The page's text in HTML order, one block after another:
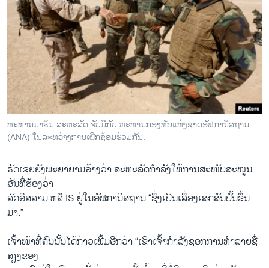
ທະຫານມາຣິນ ສະຫະລັດ ຈັບມືກັບ ທະຫານກອງທັບແຫ່ງຊາດອັຟການິສຖານ
(ANA) ໃນລະຫວ່າງການເຝິກຊ້ອມຮ່ວມກັນ.
ຣັດ​ເຊຍ​ຍັງ​ພະຍາຍາມ​ອ້າງ​ວ່າ ສະຫະລັດ​ກຳລັງ​ໃຫ້ການ​ສະໜັບສະໜູນ​
ອັນ​ທີ່​ຮ້ອງ​ວ່່າ
​ລັດ​ອິສລາມ ຫລື IS ​ຢູ່​ໃນ​ອັ​ຟກາ​ນິສຖານ “ຊຶ່ງເປັນ​ເລື່ອງ​ເສກ​ສັນ​ປັ້ນຂຶ້ນ
ມາ.”
​ເ​ຈົ້າໜ້າ​ທີ່ຄົນ​ນັ້ນ​ໄດ້​ກ່າວ​ເພີ້​ມ​ອີກ​ວ່າ “​ເຂົາ​ເຈົ້າ​ກຳລັງ​ຊອກການ​ທຳ​ລາຍຊື່​
ສຽງ​ຂອງ